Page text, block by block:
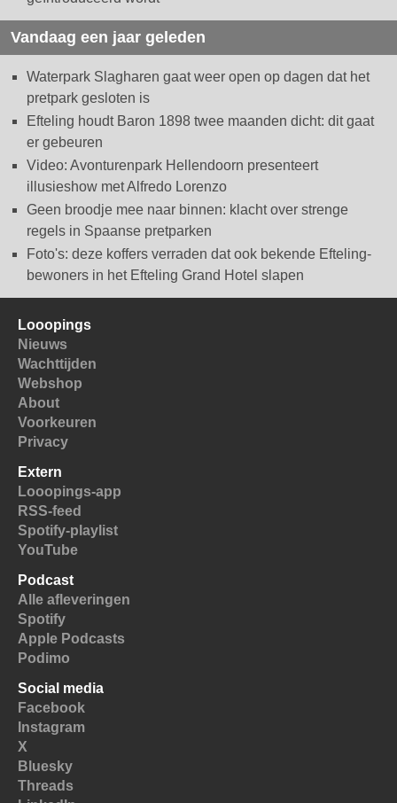
Vandaag een jaar geleden
Waterpark Slagharen gaat weer open op dagen dat het
pretpark gesloten is
Efteling houdt Baron 1898 twee maanden dicht: dit gaat
er gebeuren
Video: Avonturenpark Hellendoorn presenteert
illusieshow met Alfredo Lorenzo
Geen broodje mee naar binnen: klacht over strenge
regels in Spaanse pretparken
Foto's: deze koffers verraden dat ook bekende Efteling-
bewoners in het Efteling Grand Hotel slapen
Looopings
Nieuws
Wachttijden
Webshop
About
Voorkeuren
Privacy
Extern
Looopings-app
RSS-feed
Spotify-playlist
YouTube
Podcast
Alle afleveringen
Spotify
Apple Podcasts
Podimo
Social media
Facebook
Instagram
X
Bluesky
Threads